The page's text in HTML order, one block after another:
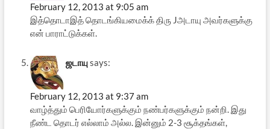
February 12, 2013 at 9:05 am
இத்தொடாஇத் தொடங்கியமைக்க் திரு Jஅடாயு அவர்களுக்கு
என் பாராட்டுக்கள்.
ஜடாயுsays:
February 12, 2013 at 9:37 am
வாழ்த்தும் பெரியோர்களுக்கும் நண்பர்களுக்கும் நன்றி. இது
நீண்ட தொடர் எல்லாம் அல்ல. இன்னும் 2-3 சூக்தங்கள்,